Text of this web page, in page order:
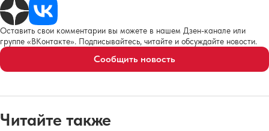
Оставить свои комментарии вы можете в нашем Дзен-канале или
группе «ВКонтакте». Подписывайтесь, читайте и обсуждайте новости.
Сообщить новость
Читайте также